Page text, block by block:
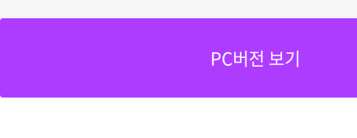
PC버전 보기